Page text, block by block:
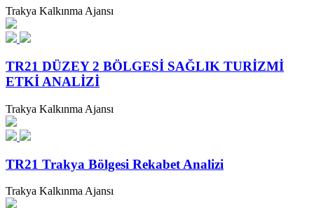
Trakya Kalkınma Ajansı
TR21 DÜZEY 2 BÖLGESİ SAĞLIK TURİZMİ
ETKİ ANALİZİ
Trakya Kalkınma Ajansı
TR21 Trakya Bölgesi Rekabet Analizi
Trakya Kalkınma Ajansı